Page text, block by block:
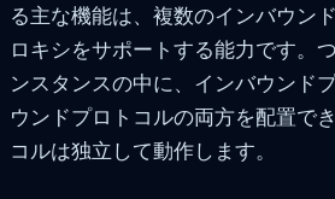
る主な機能は、複数のインバウン
ロキシをサポートする能力です。
ンスタンスの中に、インバウンド
ウンドプロトコルの両方を配置で
コルは独立して動作します。